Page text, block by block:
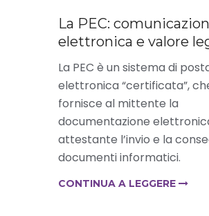
La PEC:
elettronica e valore
La PEC è un sistema di
elettronica “certificata”,
fornisce al mittente la
documentazione
attestante l’invio e la
documenti informatici.
CONTINUA A LEGGERE